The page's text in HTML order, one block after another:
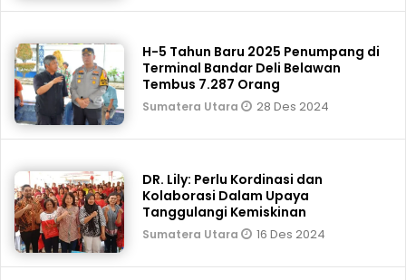
H-5 Tahun Baru 2025 Penumpang di
Terminal Bandar Deli Belawan
Tembus 7.287 Orang
Sumatera Utara 28 Des 2024
DR. Lily: Perlu Kordinasi dan
Kolaborasi Dalam Upaya
Tanggulangi Kemiskinan
Sumatera Utara 16 Des 2024